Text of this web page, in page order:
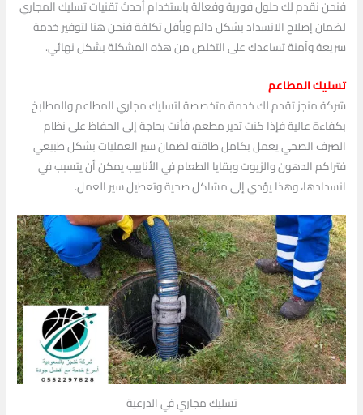
فنحن نقدم لك حلول فورية وفعالة باستخدام أحدث تقنيات تسليك المجاري
لضمان إصلاح الانسداد بشكل دائم وبأقل تكلفة فنحن هنا لتوفير خدمة
سريعة وآمنة تساعدك على التخلص من هذه المشكلة بشكل نهائي.
تسليك المطاعم
شركة منجز تقدم لك خدمة متخصصة لتسليك مجاري المطاعم والمطابخ
بكفاءة عالية فإذا كنت تدير مطعم، فأنت بحاجة إلى الحفاظ على نظام
الصرف الصحي يعمل بكامل طاقته لضمان سير العمليات بشكل طبيعي
فتراكم الدهون والزيوت وبقايا الطعام في الأنابيب يمكن أن يتسبب في
انسدادها، وهذا يؤدي إلى مشاكل صحية وتعطيل سير العمل.
تسليك مجاري في الدرعية